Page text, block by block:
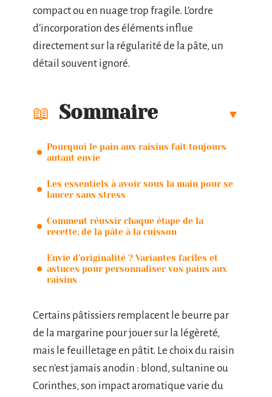
compact ou en nuage trop fragile. L’ordre
d’incorporation des éléments influe
directement sur la régularité de la pâte, un
détail souvent ignoré.
Sommaire
Pourquoi le pain aux raisins fait toujours
autant envie
Les essentiels à avoir sous la main pour se
lancer sans stress
Comment réussir chaque étape de la
recette, de la pâte à la cuisson
Envie d’originalité ? Variantes faciles et
astuces pour personnaliser vos pains aux
raisins
Certains pâtissiers remplacent le beurre par
de la margarine pour jouer sur la légèreté,
mais le feuilletage en pâtit. Le choix du raisin
sec n’est jamais anodin : blond, sultanine ou
Corinthes, son impact aromatique varie du